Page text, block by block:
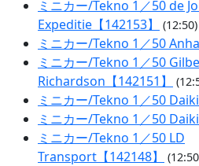
ミニカー/Tekno 1／50 de
Expeditie【142153】
(12:50)
ミニカー/Tekno 1／50
ミニカー/Tekno 1／50
Richardson【142151】
ミニカー/Tekno 1／50
ミニカー/Tekno 1／50
ミニカー/Tekno 1／50 LD
Transport【142148】